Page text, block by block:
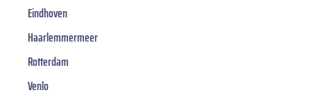
Eindhoven
Haarlemmermeer
Rotterdam
Venlo